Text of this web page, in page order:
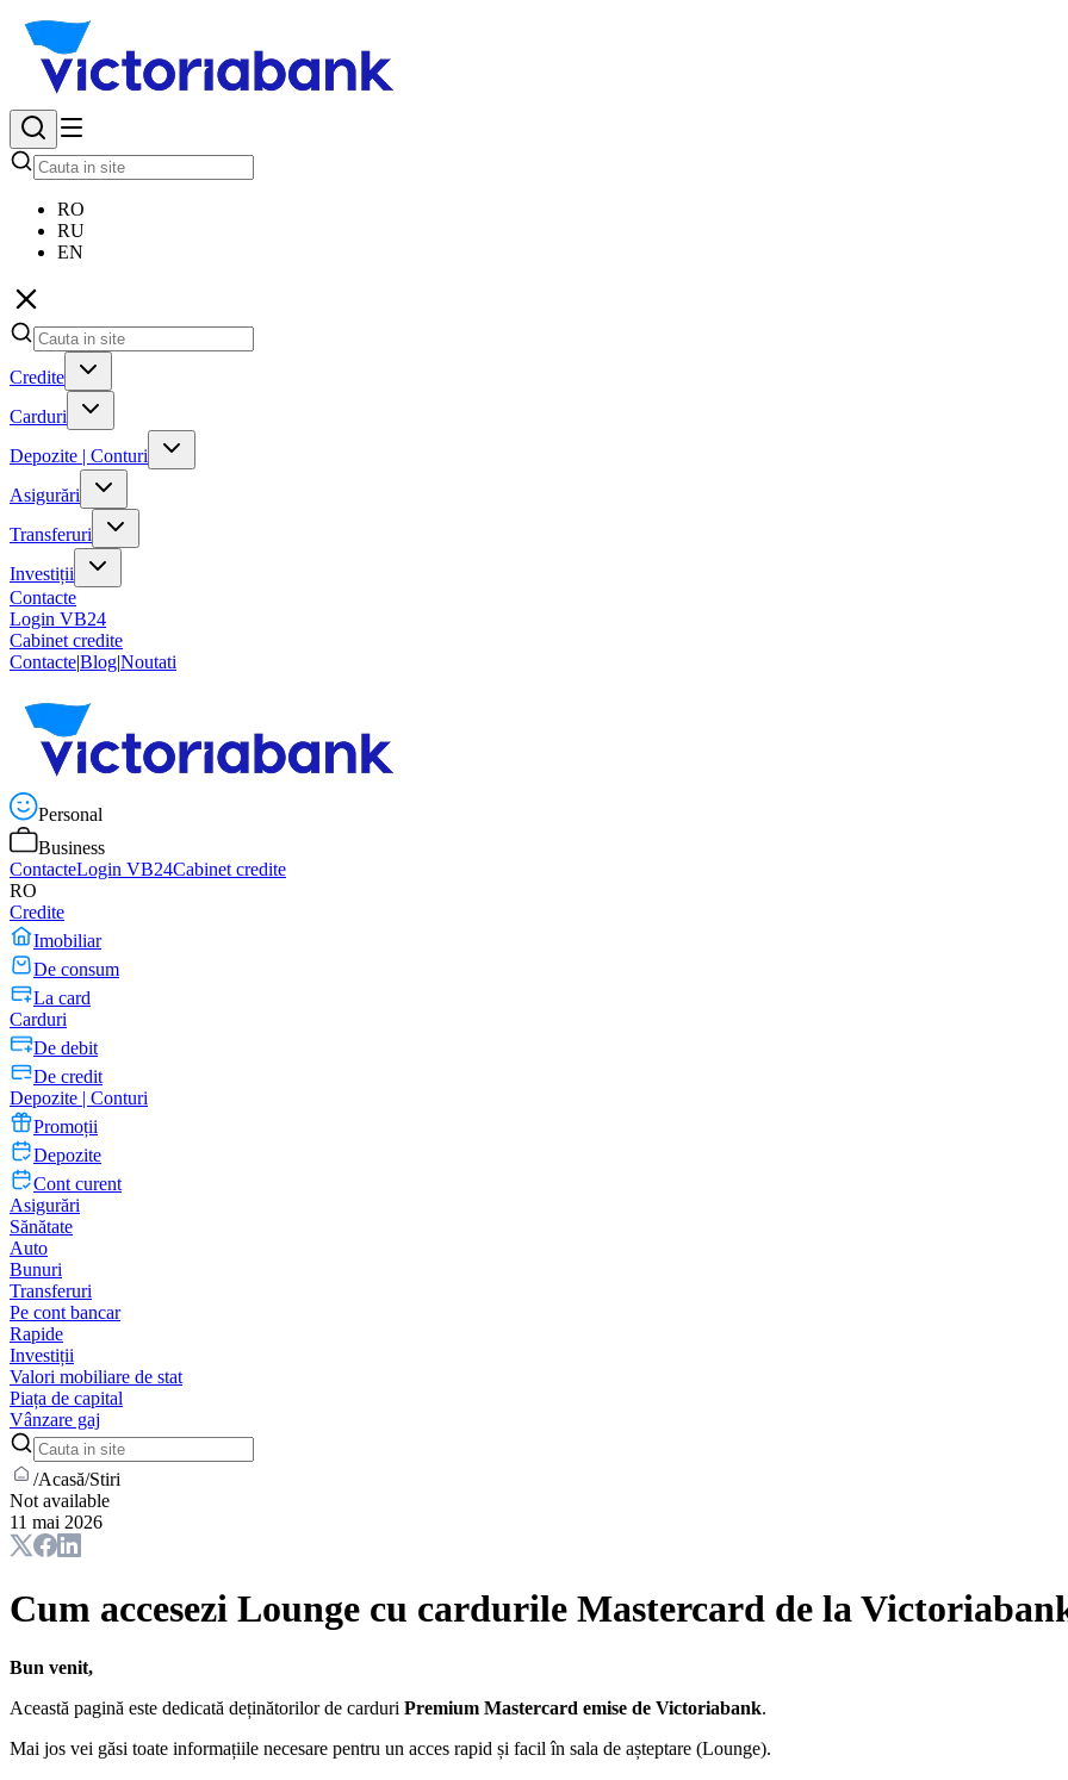
RO
RU
EN
Credite
Carduri
Depozite | Conturi
Asigurări
Transferuri
Investiții
Contacte
Login VB24
Cabinet credite
Contacte|Blog|Noutati
Personal
Business
ContacteLogin VB24Cabinet credite
RO
Credite
Imobiliar
De consum
La card
Carduri
De debit
De credit
Depozite | Conturi
Promoții
Depozite
Cont curent
Asigurări
Sănătate
Auto
Bunuri
Transferuri
Pe cont bancar
Rapide
Investiții
Valori mobiliare de stat
Piața de capital
Vânzare gaj
/Acasă/Stiri
Not available
11 mai 2026
Cum accesezi Lounge cu cardurile Mastercard de la
Bun venit,
Această pagină este dedicată deținătorilor de carduri Premium Mastercard emise de Victoriabank.
Mai jos vei găsi toate informațiile necesare pentru un acces rapid și facil în sala de așteptare (Lounge).